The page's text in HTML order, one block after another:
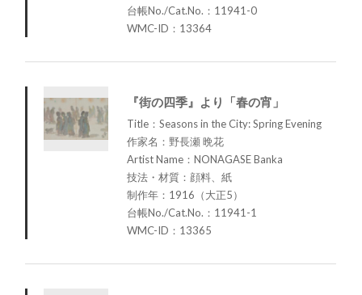
台帳No./Cat.No.：11941-0
WMC-ID：13364
『街の四季』より「春の宵」
Title：Seasons in the City: Spring Evening
作家名：野長瀬 晩花
Artist Name：NONAGASE Banka
技法・材質：顔料、紙
制作年：1916（大正5）
台帳No./Cat.No.：11941-1
WMC-ID：13365